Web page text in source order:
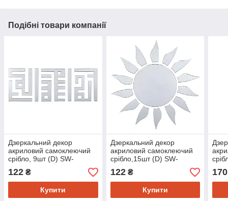
Подібні товари компанії
Дзеркальний декор
акриловий самоклеючий
срібло, 9шт (D) SW-
00002498
122 ₴
Купити
Дзеркальний декор
акриловий самоклеючий
срібло,15шт (D) SW-
00002501
122₴
Купити
170